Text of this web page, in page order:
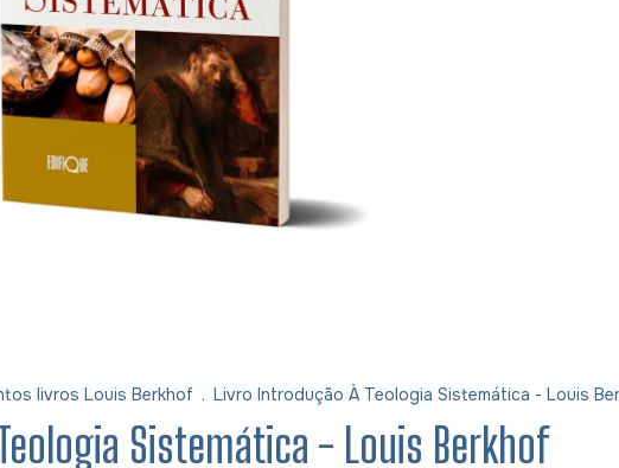
livros Louis Berkhof . Livro Introdução À Teologia Sistemática - Louis
Sistemática - Louis Berkhof